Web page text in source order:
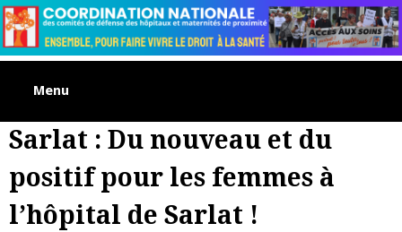
Skip
to
content
Menu
Sarlat : Du nouveau et du
positif pour les femmes à
l’hôpital de Sarlat !